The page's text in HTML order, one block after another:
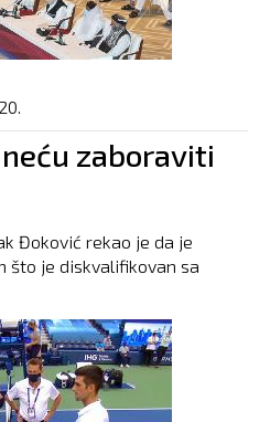
zaboraviti
Đoković rekao je da je
što je diskvalifikovan sa